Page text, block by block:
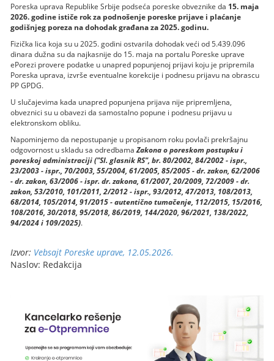
Poreska uprava Republike Srbije podseća poreske obveznike da 15. maja
2026. godine ističe rok za podnošenje poreske prijave i plaćanje
godišnjeg poreza na dohodak građana za 2025. godinu.
Fizička lica koja su u 2025. godini ostvarila dohodak veći od 5.439.096
dinara dužna su da najkasnije do 15. maja na portalu Poreske uprave
ePorezi provere podatke u unapred popunjenoj prijavi koju je pripremila
Poreska uprava, izvrše eventualne korekcije i podnesu prijavu na obrascu
PP GPDG.
U slučajevima kada unapred popunjena prijava nije pripremljena,
obveznici su u obavezi da samostalno popune i podnesu prijavu u
elektronskom obliku.
Napominjemo da nepostupanje u propisanom roku povlači prekršajnu
odgovornost u skladu sa odredbamaZakona o poreskom postupku i
poreskoj administraciji ("Sl. glasnik RS", br. 80/2002, 84/2002 - ispr.,
23/2003 - ispr., 70/2003, 55/2004, 61/2005, 85/2005 - dr. zakon, 62/2006
- dr. zakon, 63/2006 - ispr. dr. zakona, 61/2007, 20/2009, 72/2009 - dr.
zakon, 53/2010, 101/2011, 2/2012 - ispr., 93/2012, 47/2013, 108/2013,
68/2014, 105/2014, 91/2015 - autentično tumačenje, 112/2015, 15/2016,
108/2016, 30/2018, 95/2018, 86/2019, 144/2020, 96/2021, 138/2022,
94/2024 i 109/2025).
Izvor: Vebsajt Poreske uprave, 12.05.2026.
Naslov: Redakcija